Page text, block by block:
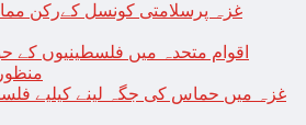
غزہ پرسلامتی کونسل کےرکن
غزہ میں حماس کی جگہ لینے کیلیے